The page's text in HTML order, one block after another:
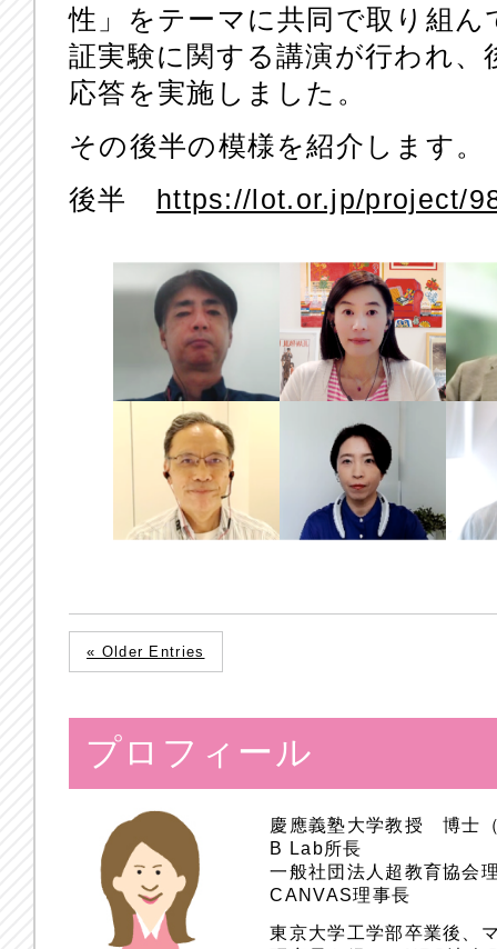
性」をテーマに共同で取り組
証実験に関する講演が行われ
応答を実施しました。
その後半の模様を紹介します。
後半
https://lot.or.jp/project/
« Older Entries
プロフィール
慶應義塾大学教授 博士
B Lab所長
一般社団法人超教育協会
CANVAS理事長
東京大学工学部卒業後、